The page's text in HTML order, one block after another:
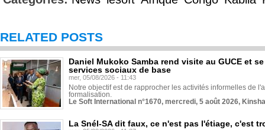
RELATED POSTS
Daniel Mukoko Samba rend visite au GUCE et
services sociaux de base
mer, 05/08/2026 - 11:43
Notre objectif est de rapprocher les activités informelles de
formalisation.
Le Soft International n°1670, mercredi, 5 août 2026,
La Snél-SA dit faux, ce n'est pas l'étiage, c'est